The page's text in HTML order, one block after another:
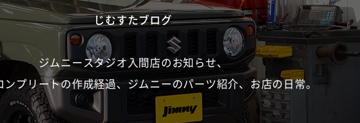
じむすたブログ
ジムニースタジオ入間店のお知らせ、
ンプリートの作成経過、ジムニーのパーツ紹介、お店の日常。